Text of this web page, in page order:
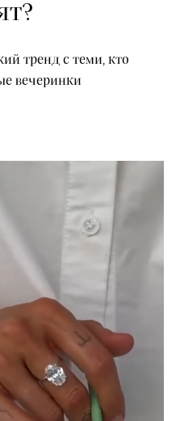
тренд с теми, кто
вечеринки